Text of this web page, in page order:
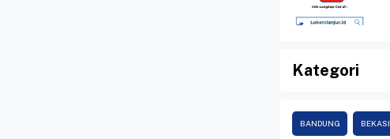
Kategori
BANDUNG BEKASI